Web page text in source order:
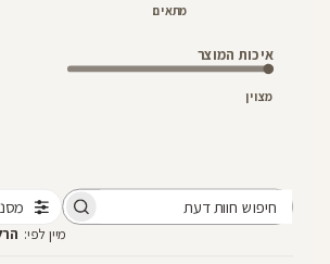
מתאים
איכות המוצר
מצוין
מיין לפי: